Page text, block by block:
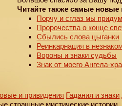
Читайте также самые новые
Порчу и сглаз мы
Пророчества о конце
Сбылись слова цыганки
Реинкарнация в
Вороны и знаки судьбы
Знак от моего Ангела-
и привидения Гадания и знаки